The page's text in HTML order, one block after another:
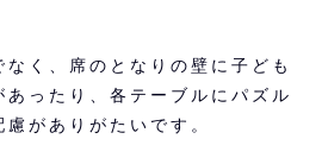
く、席のとなりの壁に子ども
ったり、各テーブルにパズル
がありがたいです。